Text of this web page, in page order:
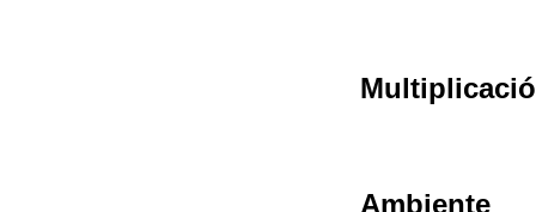
Ambiente